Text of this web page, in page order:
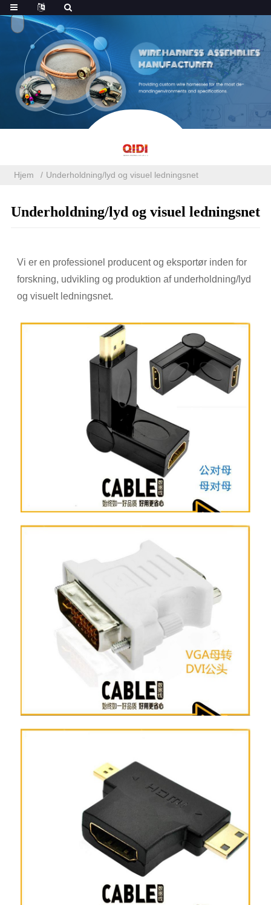
Hjem Underholdning/lyd og visuel ledningsnet
Underholdning/lyd og visuel ledningsnet
Vi er en professionel producent og eksportør inden for
forskning, udvikling og produktion af underholdning/lyd
og visuelt ledningsnet.